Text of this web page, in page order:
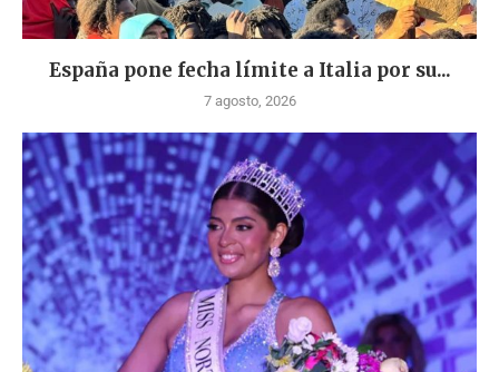
España pone fecha límite a Italia por su...
7 agosto, 2026